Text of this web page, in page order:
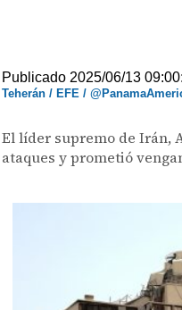
Publicado 2025/06/13
Teherán / EFE /
El líder supremo de Irán,
ataques y prometió